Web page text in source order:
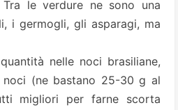
le verdure ne sono una
i germogli, gli asparagi, ma
nelle noci brasiliane,
noci (ne bastano 25-30 g al
migliori per farne scorta